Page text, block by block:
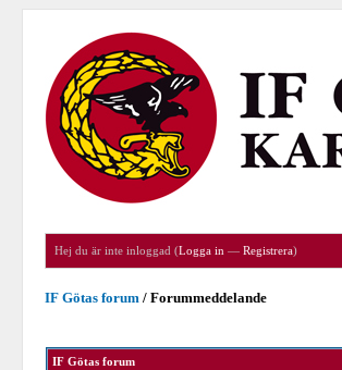
Hej du är inte inloggad (Logga in —Registrera)
IF Götas forum /Forummeddelande
IF Götas forum